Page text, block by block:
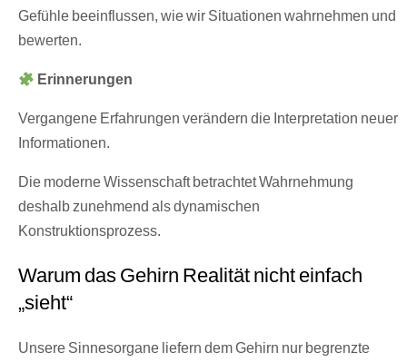
Gefühle beeinflussen, wie wir Situationen wahrnehmen und
bewerten.
Erinnerungen
Vergangene Erfahrungen verändern die Interpretation neuer
Informationen.
Die moderne Wissenschaft betrachtet Wahrnehmung
deshalb zunehmend als dynamischen
Konstruktionsprozess.
Warum das Gehirn Realität nicht einfach
„sieht“
Unsere Sinnesorgane liefern dem Gehirn nur begrenzte